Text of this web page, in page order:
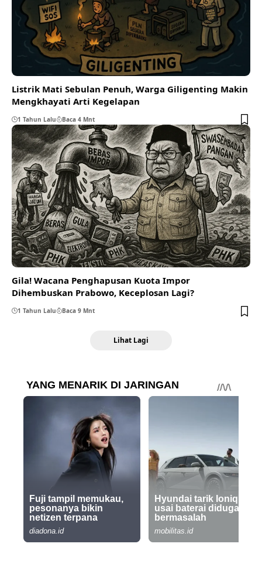
Listrik Mati Sebulan Penuh, Warga Giligenting Makin
Mengkhayati Arti Kegelapan
1 Tahun Lalu Baca 4 Mnt
Gila! Wacana Penghapusan Kuota Impor
Dihembuskan Prabowo, Keceplosan Lagi?
1 Tahun Lalu Baca 9 Mnt
Lihat Lagi